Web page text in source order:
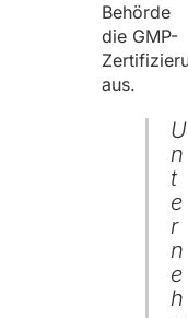
Behörde
die GMP-
aus.
U
n
t
e
r
n
e
h